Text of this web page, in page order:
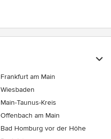
Frankfurt am Main
Wiesbaden
Main-Taunus-Kreis
Offenbach am Main
Bad Homburg vor der Höhe